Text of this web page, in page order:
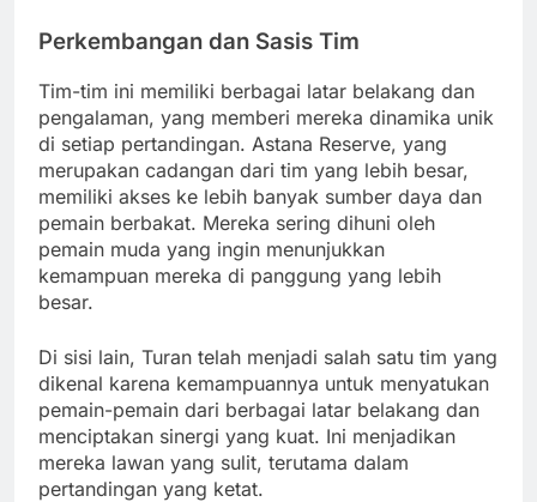
Perkembangan dan Sasis Tim
Tim-tim ini memiliki berbagai latar belakang dan
pengalaman, yang memberi mereka dinamika unik
di setiap pertandingan. Astana Reserve, yang
merupakan cadangan dari tim yang lebih besar,
memiliki akses ke lebih banyak sumber daya dan
pemain berbakat. Mereka sering dihuni oleh
pemain muda yang ingin menunjukkan
kemampuan mereka di panggung yang lebih
besar.
Di sisi lain, Turan telah menjadi salah satu tim yang
dikenal karena kemampuannya untuk menyatukan
pemain-pemain dari berbagai latar belakang dan
menciptakan sinergi yang kuat. Ini menjadikan
mereka lawan yang sulit, terutama dalam
pertandingan yang ketat.